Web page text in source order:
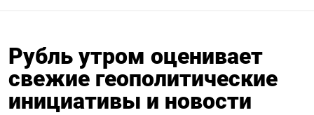
Рубль утром оценивает
свежие геополитические
инициативы и новости